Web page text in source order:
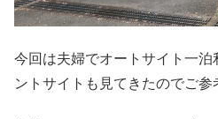
今回は夫婦でオートサイト一
ントサイトも見てきたのでご参